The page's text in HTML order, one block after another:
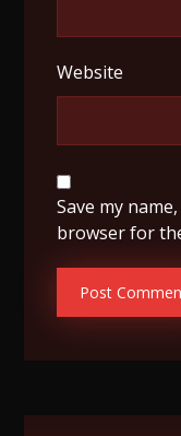
Website
Save my
browser for